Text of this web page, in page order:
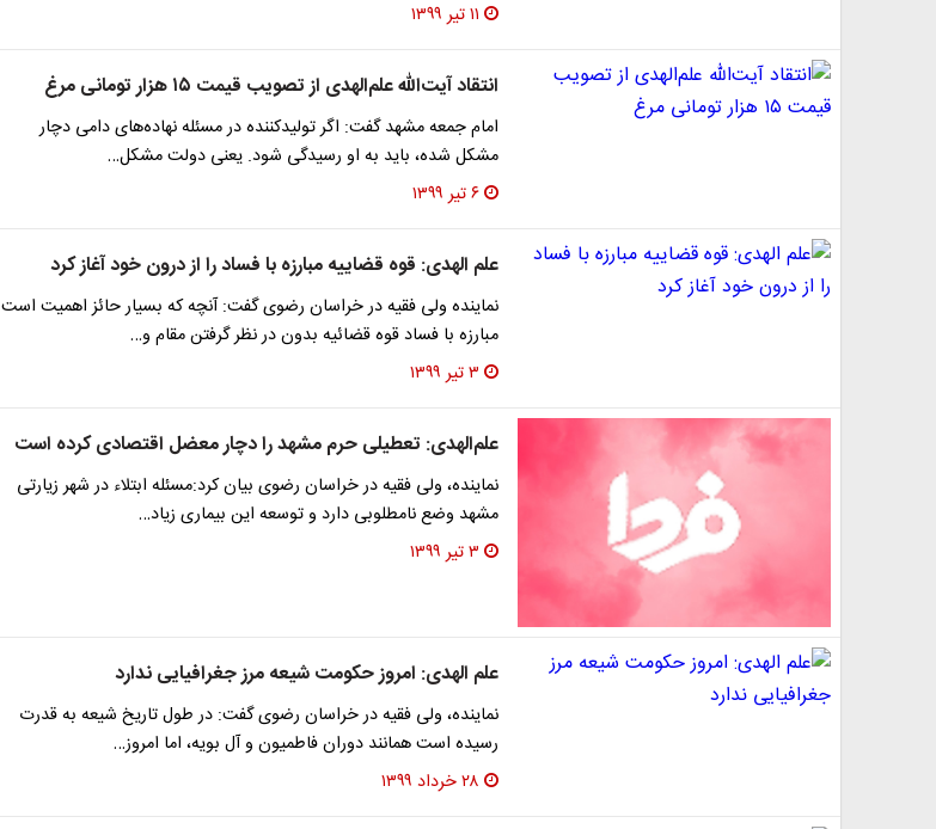
۱۱ تیر ۱۳۹۹
انتقاد آیت‌الله علم‌الهدی از تصویب قیمت ۱۵ هزار تومانی مرغ
امام‌ جمعه مشهد گفت: اگر تولیدکننده در مسئله نهاده‌های دامی دچار
مشکل شده، باید به او رسیدگی شود. یعنی دولت مشکل…
۶ تیر ۱۳۹۹
علم الهدی: قوه قضاییه مبارزه با فساد را از درون خود آغاز کرد
نماینده ولی فقیه در خراسان رضوی گفت: آنچه که بسیار حائز اهمیت است
مبارزه با فساد قوه قضائیه بدون در نظر گرفتن مقام و…
۳ تیر ۱۳۹۹
علم‌الهدی: تعطیلی حرم مشهد را دچار معضل اقتصادی کرده است
نماینده، ولی فقیه در خراسان رضوی بیان کرد:مسئله ابتلاء در شهر زیارتی
مشهد وضع نامطلوبی دارد و توسعه این بیماری زیاد…
۳ تیر ۱۳۹۹
علم الهدی: امروز حکومت شیعه مرز جغرافیایی ندارد
نماینده، ولی فقیه در خراسان رضوی گفت: در طول تاریخ شیعه به قدرت
رسیده است همانند دوران فاطمیون و آل بویه، اما امروز…
۲۸ خرداد ۱۳۹۹